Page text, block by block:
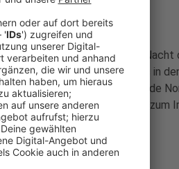
laden zur "Langen Nacht
Bürgerinnen und Bürger bis in
wie die Apothekerverbände
solle eine Ergänzung zum